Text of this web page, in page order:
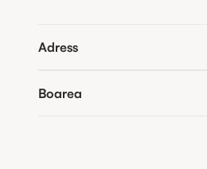
Adress
Boarea